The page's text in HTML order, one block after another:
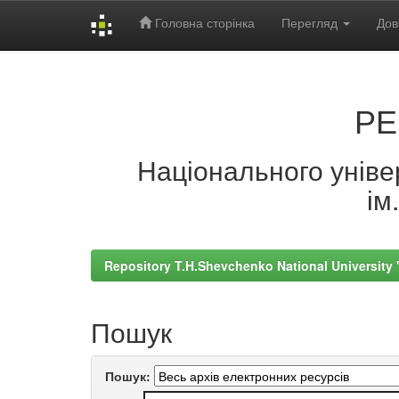
Головна сторінка Перегляд
Національного
Repository T.H.Shevchenko National
Пошук
Пошук: